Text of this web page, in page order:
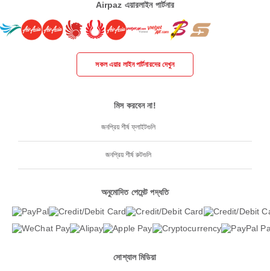
Airpaz এয়ারলাইন পার্টনার
সকল এয়ার লাইন পার্টনারদের দেখুন
মিস করবেন না!
জনপ্রিয় শীর্ষ ফ্লাইটগুলি
জনপ্রিয় শীর্ষ রুটগুলি
অনুমোদিত পেমেন্ট পদ্ধতি
সোশ্যাল মিডিয়া